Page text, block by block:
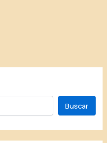
Buscar